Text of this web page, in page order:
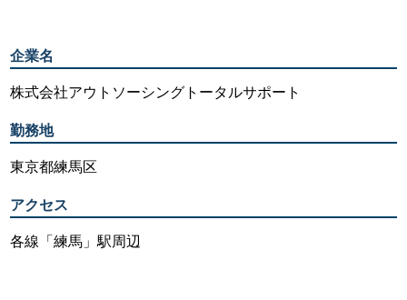
企業名
株式会社アウトソーシングトータルサポート
勤務地
東京都練馬区
アクセス
各線「練馬」駅周辺